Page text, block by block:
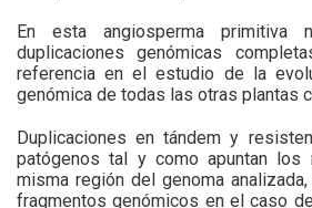
En esta angiosperma primitiva
duplicaciones genómicas
referencia en el estudio de la
genómica de todas las otras plantas
Duplicaciones en tándem y
patógenos tal y como apuntan los
misma región del genoma
fragmentos genómicos en el caso